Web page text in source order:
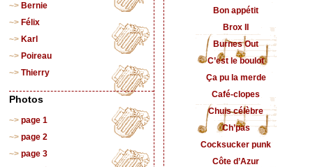
Bernie
Félix
Karl
Poireau
Thierry
Photos
page 1
page 2
page 3
Bon appétit
Brox II
Burnes Out
C’est le boulot
Ça pu la merde
Café-clopes
Chuis célèbre
Ch’pas
Cocksucker punk
Côte d’Azur